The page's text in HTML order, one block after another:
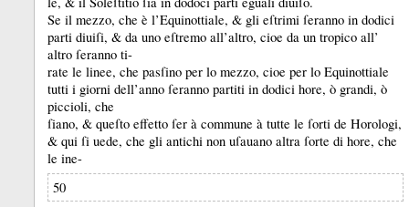
Se il mezzo, che è l’Equinottiale, & gli eſtrimi ſeranno in dodici
parti diuiſi, & da uno eſtremo all’altro, cioe da un tropico all’
altro ſeranno ti-
rate le linee, che pasſino per lo mezzo, cioe per lo Equinottiale
tutti i giorni dell’anno ſeranno partiti in dodici hore, ò grandi, ò
piccioli, che
ſiano, & queſto effetto ſer à commune à tutte le ſorti de Horologi,
& qui ſi uede, che gli antichi non uſauano altra ſorte di hore, che
le ine-
50